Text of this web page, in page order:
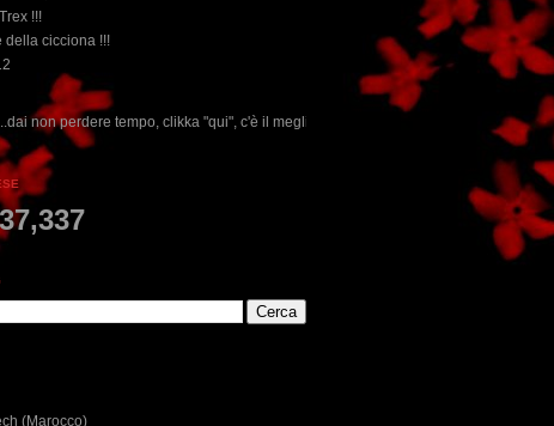
!!!
della cicciona !!!
"qui", c'è il meglio del www.rebeccatrex.com
37,337
(Marocco)